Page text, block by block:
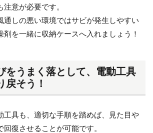
意が必要です。
通しの悪い環境ではサビが発生しやすい
剤を一緒に収納ケースへ入れましょう！
をうまく落として、電動工具
戻そう！
工具も、適切な手順を踏めば、見た目や
復させることが可能です。